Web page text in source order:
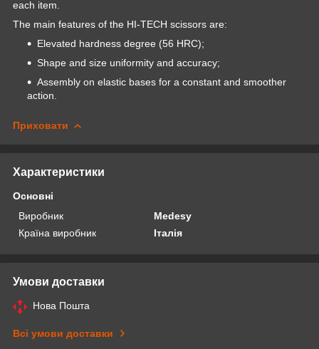
each item.
The main features of the HI-TECH scissors are:
Elevated hardness degree (56 HRC);
Shape and size uniformity and accuracy;
Assembly on elastic bases for a constant and smoother
action.
Приховати
Характеристики
Основні
Виробник
Medesy
Країна виробник
Італія
Умови доставки
Нова Пошта
Всі умови доставки